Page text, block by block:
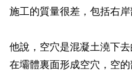
施工的質量很差，包括右
他說，空穴是混凝土澆下
在壩體裏面形成空穴，空